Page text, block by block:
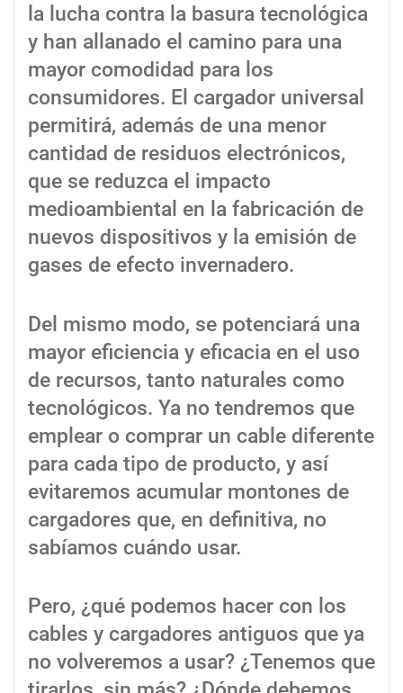
la lucha contra la basura tecnológica
y han allanado el camino para una
mayor comodidad para los
consumidores. El cargador universal
permitirá, además de una menor
cantidad de residuos electrónicos,
que se reduzca el impacto
medioambiental en la fabricación de
nuevos dispositivos y la emisión de
gases de efecto invernadero.
Del mismo modo, se potenciará una
mayor eficiencia y eficacia en el uso
de recursos, tanto naturales como
tecnológicos. Ya no tendremos que
emplear o comprar un cable diferente
para cada tipo de producto, y así
evitaremos acumular montones de
cargadores que, en definitiva, no
sabíamos cuándo usar.
Pero, ¿qué podemos hacer con los
cables y cargadores antiguos que ya
no volveremos a usar? ¿Tenemos que